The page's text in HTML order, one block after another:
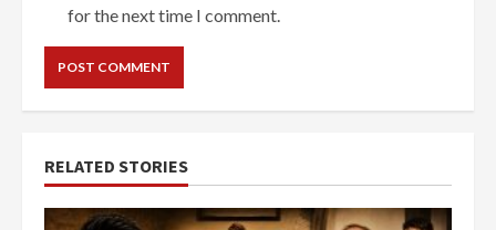
for the next time I comment.
RELATED STORIES